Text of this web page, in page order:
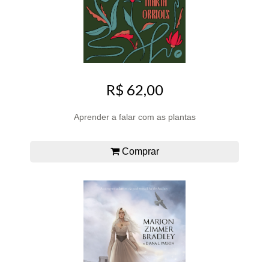
R$ 62,00
Aprender a falar com as plantas
Comprar